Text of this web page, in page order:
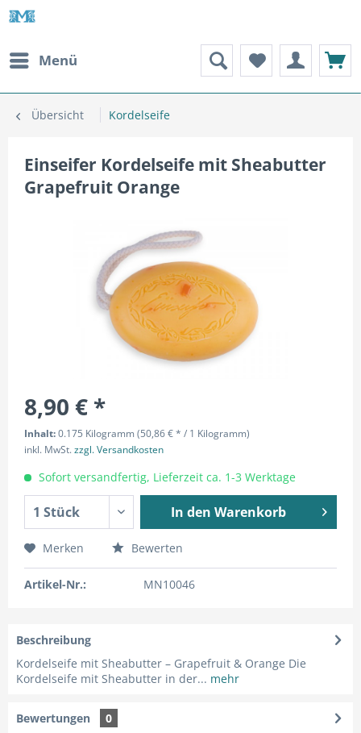
Menü
Übersicht Kordelseife
Einseifer Kordelseife mit Sheabutter
Grapefruit Orange
8,90 € *
Inhalt:0.175 Kilogramm (50,86 € * / 1 Kilogramm)
inkl. MwSt.zzgl. Versandkosten
Sofort versandfertig, Lieferzeit ca. 1-3 Werktage
In den Warenkorb
Merken Bewerten
Artikel-Nr.: MN10046
Beschreibung
Kordelseife mit Sheabutter – Grapefruit & Orange Die
Kordelseife mit Sheabutter in der... mehr
Bewertungen
0